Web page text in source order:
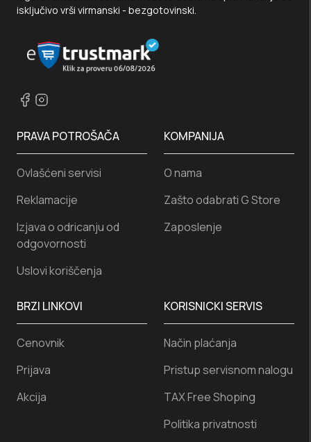
isključivo vrši virmanski - bezgotovinski.
KORISNICKI SERVIS
Način plaćanja
Pristup servisnom nalogu
TAX Free Shoping
Politika privatnosti
PRAVA POTROŠAČA
Ovlašćeni servisi
Reklamacije
Izjava o odricanju od
odgovornosti
Uslovi koriščenja
KOMPANIJA
O nama
Zašto odabrati G Store
Zaposlenje
BRZI LINKOVI
Cenovnik
Prijava
Akcija